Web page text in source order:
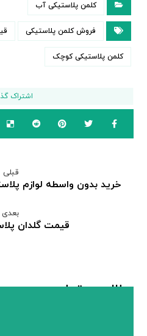
کلمن پلاستیکی آب
فروش کلمن پلاستیکی
کلمن پلاستیکی کوچک
قبلی
خرید بدون واسطه لوازم
بعدی
قیمت گلدان
مطالب مرتبط ...